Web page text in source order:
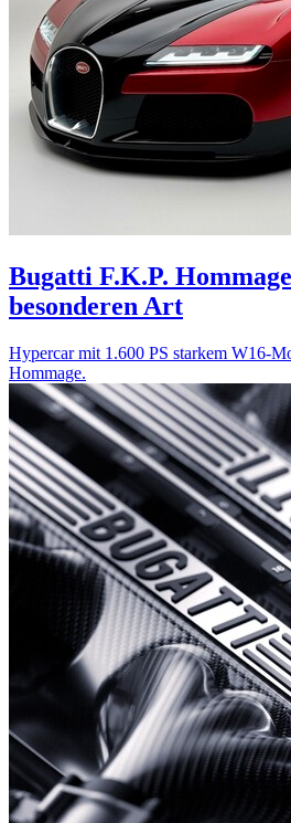
Bugatti F.K.P. Hommage
besonderen Art
Hypercar mit 1.600 PS starkem W16-
Hommage.